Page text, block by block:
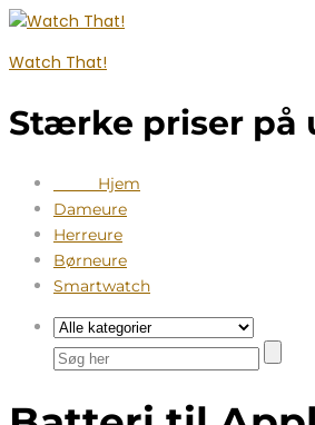
Watch That!
Stærke priser på
Hjem
Dameure
Herreure
Børneure
Smartwatch